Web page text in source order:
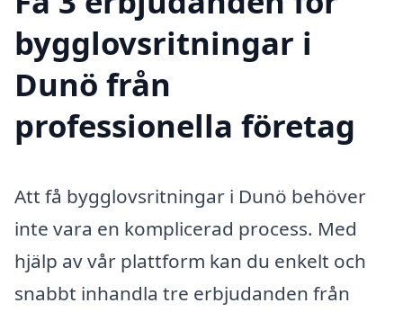
bygglovsritningar i
Dunö från
professionella företag
Att få bygglovsritningar i Dunö behöver
inte vara en komplicerad process. Med
hjälp av vår plattform kan du enkelt och
snabbt inhandla tre erbjudanden från